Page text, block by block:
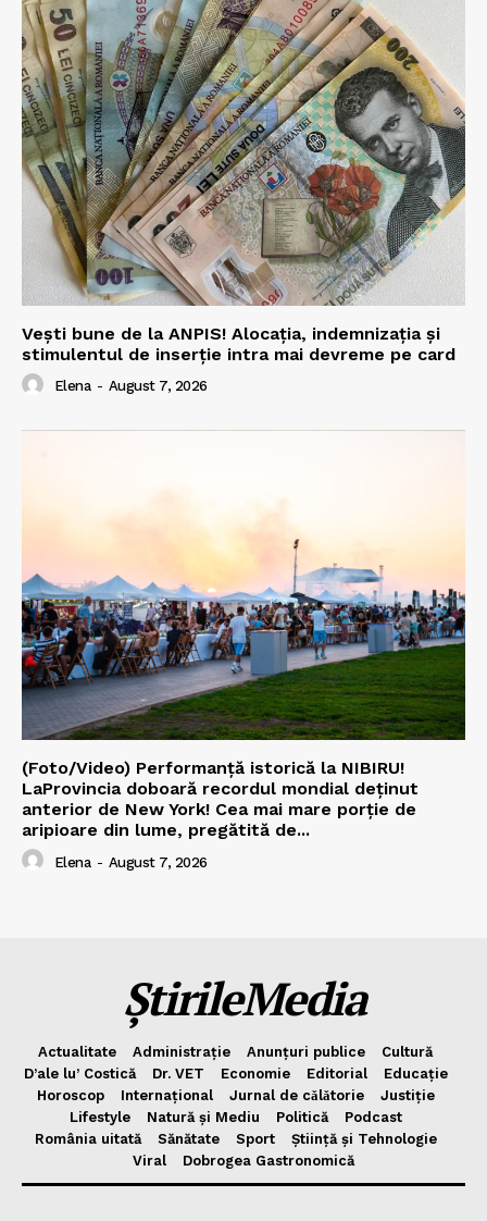
Vești bune de la ANPIS! Alocația, indemnizația și
stimulentul de inserție intra mai devreme pe card
Elena - August 7, 2026
(Foto/Video) Performanță istorică la NIBIRU!
LaProvincia doboară recordul mondial deținut
anterior de New York! Cea mai mare porție de
aripioare din lume, pregătită de...
Elena - August 7, 2026
ȘtirileMedia
Actualitate Administrație Anunțuri publice
Cultură
D’ale lu’ Costică
Dr. VET Economie Editorial
Educație
Horoscop
Internațional Jurnal de cǎlǎtorie
Justiție
Lifestyle
Natură și Mediu Politică
Podcast
România uitată
Sănătate Sport
Știință și Tehnologie
Viral
Dobrogea Gastronomică